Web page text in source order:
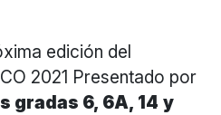
edición del
2021 Presentado por
gradas 6, 6A, 14 y